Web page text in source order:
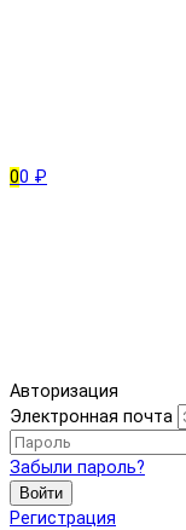
00 ₽
Авторизация
Электронная почта
Забыли пароль?
Войти
Регистрация